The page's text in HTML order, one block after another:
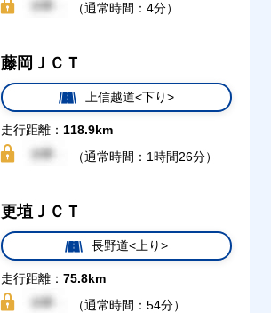
（通常時間：4分）
藤岡ＪＣＴ
上信越道<下り>
走行距離： 118.9km
（通常時間：1時間26分）
更埴ＪＣＴ
長野道<上り>
走行距離： 75.8km
（通常時間：54分）